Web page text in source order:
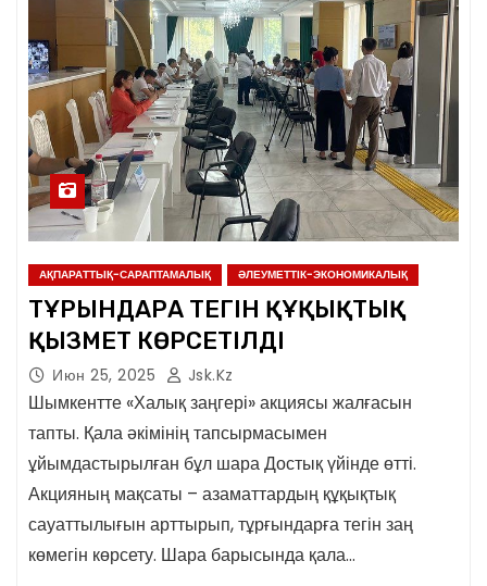
АҚПАРАТТЫҚ-САРАПТАМАЛЫҚ ӘЛЕУМЕТТІК-ЭКОНОМИКАЛЫҚ
ТҰРҒЫНДАРҒА ТЕГІН ҚҰҚЫҚТЫҚ
ҚЫЗМЕТ КӨРСЕТІЛДІ
Июн 25, 2025 Jsk.kz
Шымкентте «Халық заңгері» акциясы жалғасын
тапты. Қала әкімінің тапсырмасымен
ұйымдастырылған бұл шара Достық үйінде өтті.
Акцияның мақсаты – азаматтардың құқықтық
сауаттылығын арттырып, тұрғындарға тегін заң
көмегін көрсету. Шара барысында қала…